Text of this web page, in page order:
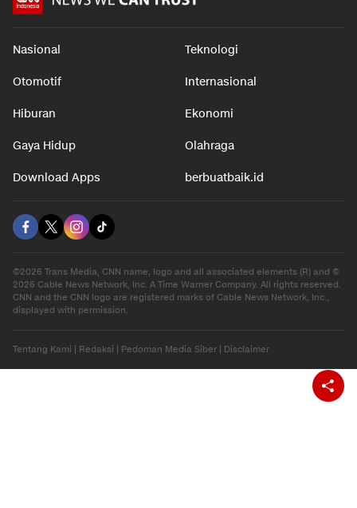
Nasional Teknologi
Otomotif Internasional
Hiburan Ekonomi
Gaya Hidup Olahraga
Download Apps berbuatbaik.id
©2026 Trans Media, CNN name, logo and all associated elements (R) and ©
2026 Cable News Network, Inc. A Time Warner Company. All rights reserved.
CNN and the CNN logo are registered marks of Cable News Network, Inc.,
displayed with permission.
Tentang Kami | Redaksi | Pedoman Media Siber | Disclaimer